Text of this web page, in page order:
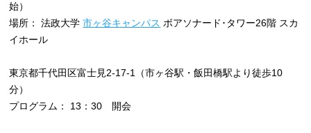
始）
場所： 法政大学市ヶ谷キャンパス ボアソナード･タワー26階 スカ
イホール
東京都千代田区富士見2-17-1（市ヶ谷駅・飯田橋駅より徒歩10
分）
プログラム： 13：30 開会